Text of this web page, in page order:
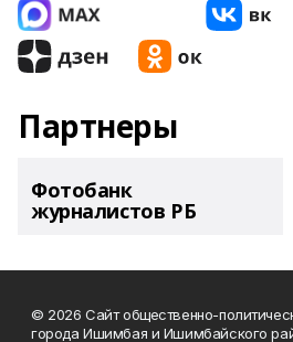
Партнеры
Фотобанк
журналистов РБ
© 2026 Сайт общественно-
города Ишимбая и Ишимбайского